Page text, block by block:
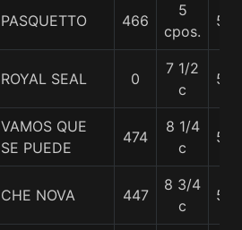
PASQUETTO 466
5
cpos.
55
ROYAL SEAL 0
7 1/2
c
56
VAMOS QUE
SE PUEDE
474
8 1/4
c
56
CHE NOVA 447
8 3/4
c
55